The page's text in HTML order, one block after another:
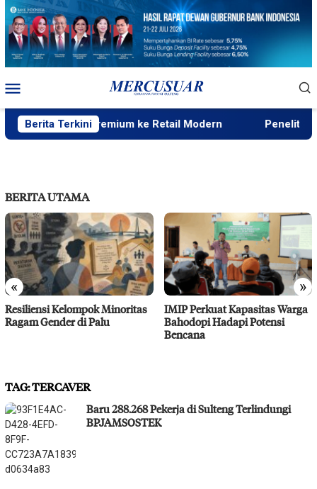
Loncat
konten
Mobile
Berita Terkini
Beras Premium ke Retail Modern Peneliti
BERITA UTAMA
« »
Resiliensi Kelompok Minoritas
Ragam Gender di Palu
IMIP Perkuat Kapasitas Warga
Bahodopi Hadapi Potensi
Bencana
TAG:TERCAVER
Baru 288.268 Pekerja di Sulteng Terlindungi
BPJAMSOSTEK